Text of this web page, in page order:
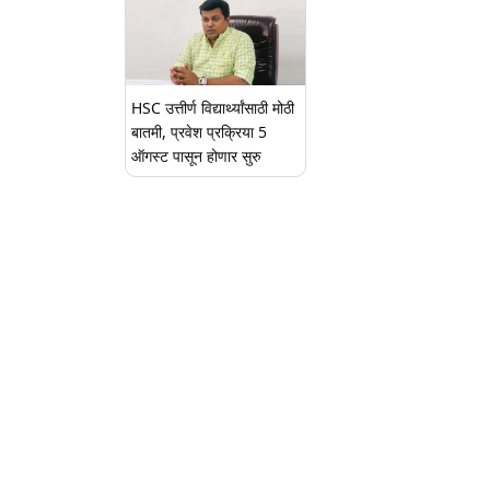
HSC उत्तीर्ण विद्यार्थ्यांसाठी मोठी
बातमी, प्रवेश प्रक्रिया 5
ऑगस्ट पासून होणार सुरु